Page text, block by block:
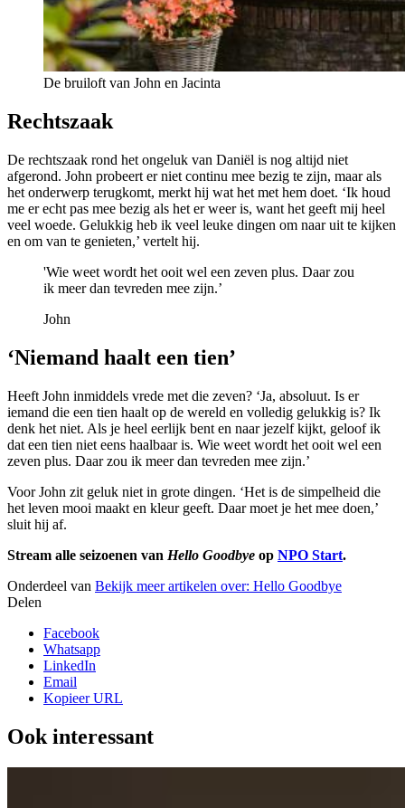
De bruiloft van John en Jacinta
Rechtszaak
De rechtszaak rond het ongeluk van Daniël is nog altijd niet
afgerond. John probeert er niet continu mee bezig te zijn, maar als
het onderwerp terugkomt, merkt hij wat het met hem doet. ‘Ik houd
me er echt pas mee bezig als het er weer is, want het geeft mij heel
veel woede. Gelukkig heb ik veel leuke dingen om naar uit te kijken
en om van te genieten,’ vertelt hij.
'Wie weet wordt het ooit wel een zeven plus. Daar zou
ik meer dan tevreden mee zijn.’
John
‘Niemand haalt een tien’
Heeft John inmiddels vrede met die zeven? ‘Ja, absoluut. Is er
iemand die een tien haalt op de wereld en volledig gelukkig is? Ik
denk het niet. Als je heel eerlijk bent en naar jezelf kijkt, geloof ik
dat een tien niet eens haalbaar is. Wie weet wordt het ooit wel een
zeven plus. Daar zou ik meer dan tevreden mee zijn.’
Voor John zit geluk niet in grote dingen. ‘Het is de simpelheid die
het leven mooi maakt en kleur geeft. Daar moet je het mee doen,’
sluit hij af.
Stream alle seizoenen van Hello Goodbye op NPO Start.
Onderdeel van Bekijk meer artikelen over: Hello Goodbye
Delen
Facebook
Whatsapp
LinkedIn
Email
Kopieer URL
Ook interessant